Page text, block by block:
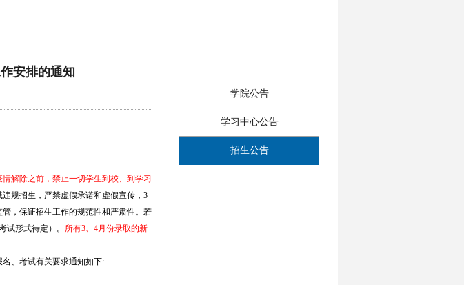
安排的通知
情解除之前，禁止一切学生到校、到学习
规招生，严禁虚假承诺和虚假宣传，3
，保证招生工作的规范性和严肃性。若
试形式待定）。 所有3、4月份录取的新
、考试有关要求通知如下:
学院公告
学习中心公告
招生公告